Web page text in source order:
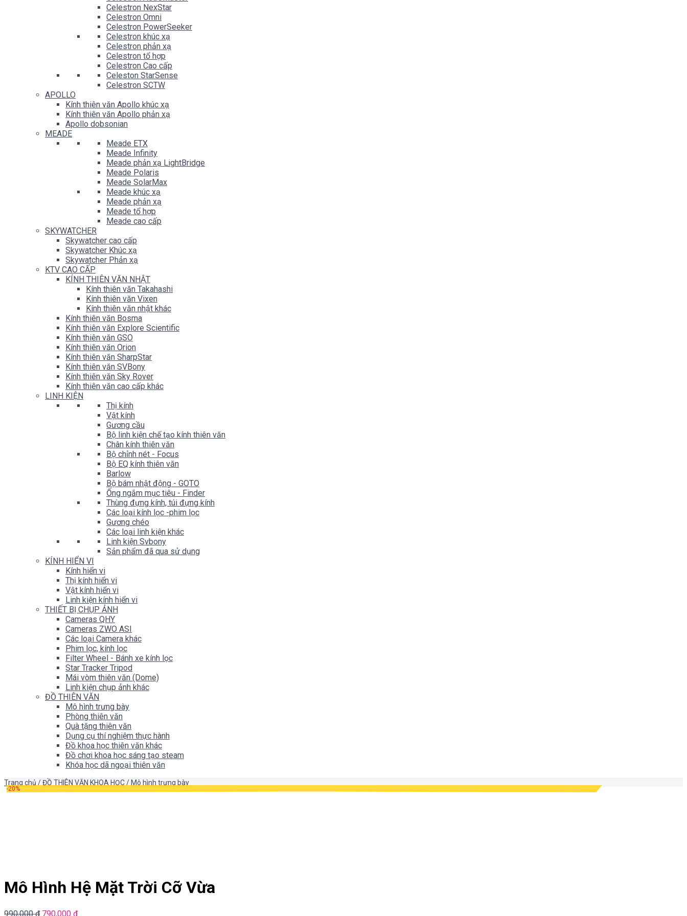
Celestron NexStar
Celestron Omni
Celestron PowerSeeker
Celestron khúc xạ
Celestron phản xạ
Celestron tổ hợp
Celestron Cao cấp
Celeston StarSense
Celestron SCTW
APOLLO
Kính thiên văn Apollo khúc xạ
Kính thiên văn Apollo phản xạ
Apollo dobsonian
MEADE
Meade ETX
Meade Infinity
Meade phản xạ LightBridge
Meade Polaris
Meade SolarMax
Meade khúc xạ
Meade phản xạ
Meade tổ hợp
Meade cao cấp
SKYWATCHER
Skywatcher cao cấp
Skywatcher Khúc xạ
Skywatcher Phản xạ
KTV CAO CẤP
KÍNH THIÊN VĂN NHẬT
Kính thiên văn Takahashi
Kính thiên văn Vixen
Kính thiên văn nhật khác
Kính thiên văn Bosma
Kính thiên văn Explore Scientific
Kính thiên văn GSO
Kính thiên văn Orion
Kính thiên văn SharpStar
Kính thiên văn SVBony
Kính thiên văn Sky Rover
Kính thiên văn cao cấp khác
LINH KIỆN
Thị kính
Vật kính
Gương cầu
Bộ linh kiện chế tạo kính thiên văn
Chân kính thiên văn
Bộ chỉnh nét - Focus
Bộ EQ kính thiên văn
Barlow
Bộ bám nhật động - GOTO
Ống ngắm mục tiêu - Finder
Thùng đựng kính, túi đựng kính
Các loại kính lọc -phim lọc
Gương chéo
Các loại linh kiện khác
Linh kiện Svbony
Sản phẩm đã qua sử dụng
KÍNH HIỂN VI
Kính hiển vi
Thị kính hiển vi
Vật kính hiển vi
Linh kiện kính hiển vi
THIẾT BỊ CHỤP ẢNH
Cameras QHY
Cameras ZWO ASI
Các loại Camera khác
Phim lọc, kính lọc
Filter Wheel - Bánh xe kính lọc
Star Tracker Tripod
Mái vòm thiên văn (Dome)
Linh kiện chụp ảnh khác
ĐỒ THIÊN VĂN
Mô hình trưng bày
Phòng thiên văn
Quà tặng thiên văn
Dụng cụ thí nghiệm thực hành
Đồ khoa học thiên văn khác
Đồ chơi khoa học sáng tạo steam
Khóa học dã ngoại thiên văn
Trang chủ /ĐỒ THIÊN VĂN KHOA HỌC/ Mô hình trưng bày
-20%
Mô Hình Hệ Mặt Trời Cỡ Vừa
990,000₫ 790,000 ₫